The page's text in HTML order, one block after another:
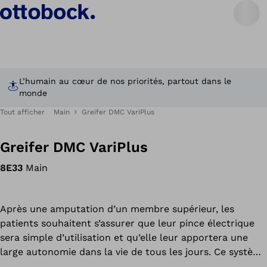
L’humain au cœur de nos priorités, partout dans le
monde
Tout afficher Main Greifer DMC VariPlus
Greifer DMC VariPlus
8E33 Main
Après une amputation d’un membre supérieur, les
patients souhaitent s’assurer que leur pince électrique
sera simple d’utilisation et qu’elle leur apportera une
large autonomie dans la vie de tous les jours. Ce système